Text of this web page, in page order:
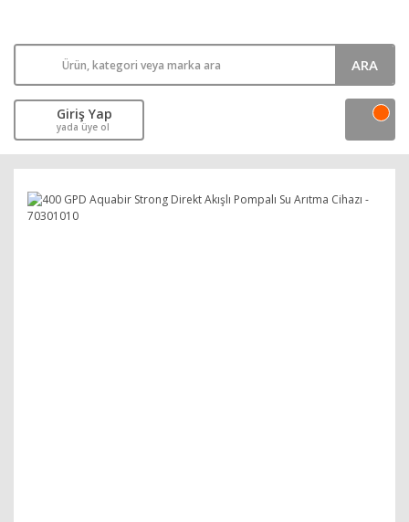
ARA
Giriş Yap
yada üye ol